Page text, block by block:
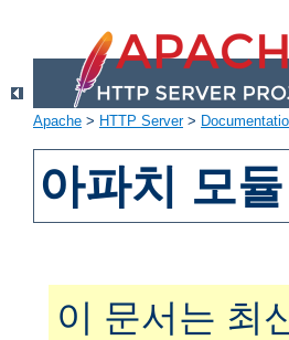
Apache > HTTP Server>
아파치 모
이 문서는 최